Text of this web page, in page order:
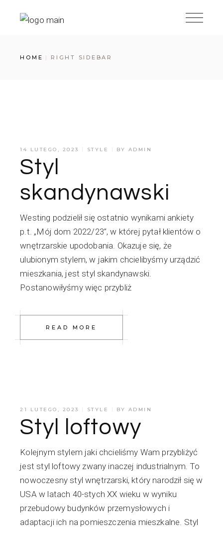
HOME RIGHT SIDEBAR
14 LUTEGO, 2023 STYLE BY ADMIN
Styl
skandynawski
Westing podzielił się ostatnio wynikami ankiety
p.t. „Mój dom 2022/23”, w której pytał klientów o
wnętrzarskie upodobania. Okazuje się, że
ulubionym stylem, w jakim chcielibyśmy urządzić
mieszkania, jest styl skandynawski.
Postanowiłyśmy więc przybliż
READ MORE
21 LUTEGO, 2023 STYLE BY ADMIN
Styl loftowy
Kolejnym stylem jaki chcieliśmy Wam przybliżyć
jest styl loftowy zwany inaczej industrialnym. To
nowoczesny styl wnętrzarski, który narodził się w
USA w latach 40-stych XX wieku w wyniku
przebudowy budynków przemysłowych i
adaptacji ich na pomieszczenia mieszkalne. Styl